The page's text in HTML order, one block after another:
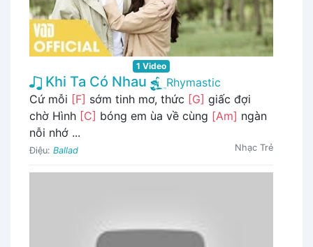
1 Video
Khi Ta Có Nhau
Rhymastic
Cứ mỗi [F] sớm tinh mơ, thức [G] giấc đợi
chờ Hình [C] bóng em ùa về cùng [Am] ngàn
nỗi nhớ ...
Điệu: Ballad Nhạc Trẻ